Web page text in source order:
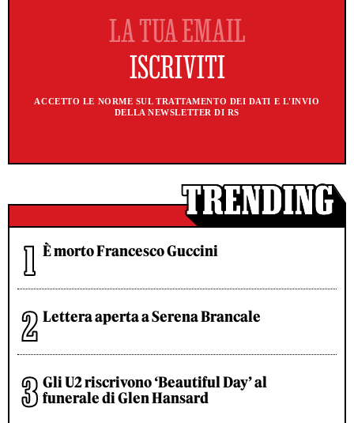
ACCETTO LE NORME SUL TRATTAMENTO DEI DATI E L'INVIO
DELLA NEWSLETTER DI RS
È morto Francesco Guccini
Lettera aperta a Serena Brancale
Gli U2 riscrivono ‘Beautiful Day’ al
funerale di Glen Hansard